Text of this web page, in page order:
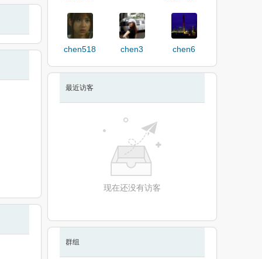
chen518 chen3 chen6
最近访客
现在还没有访客
群组